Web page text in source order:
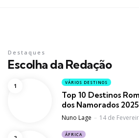
Escolha da Redação
Destaques
VÁRIOS DESTINOS
Top 10 Destinos
dos Namorados 2025
Posted
Nuno Lage 14 de
ÁFRICA